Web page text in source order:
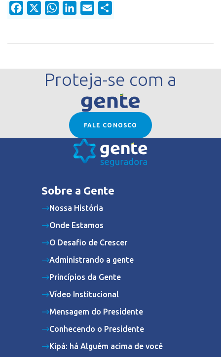
Facebook
WhatsAppLinkedIn
Email
Proteja-se com a
FALE CONOSCO
Sobre a Gente
Nossa História
Onde Estamos
O Desafio de Crescer
Administrando a gente
Princípios da Gente
Vídeo Institucional
Mensagem do Presidente
Conhecendo o Presidente
Kipá: há Alguém acima de você